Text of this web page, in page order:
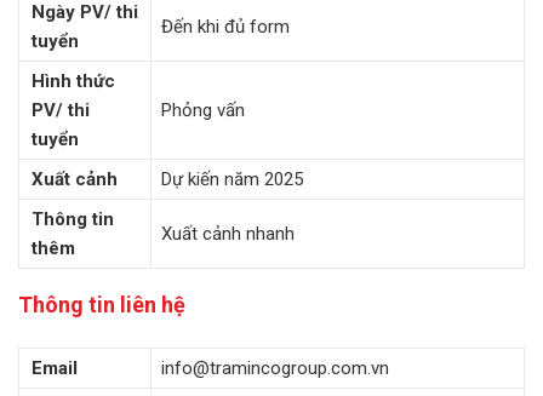
Ngày PV/ thi
tuyển
Đến khi đủ form
Hình thức
PV/ thi
tuyển
Phỏng vấn
Xuất cảnh
Dự kiến năm 2025
Thông tin
thêm
Xuất cảnh nhanh
Thông tin liên hệ
Email info@tramincogroup.com.vn